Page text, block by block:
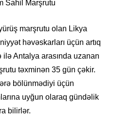
Sahil Marşrutu
marşrutu olan Likya
həvəskarları üçün artıq
Antalya arasında uzanan
təxminən 35 gün çəkir.
bölünmədiyi üçün
uyğun olaraq gündəlik
bilirlər.